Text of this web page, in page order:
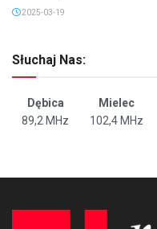
2025-03-19
Słuchaj Nas:
Dębica Mielec
89,2 MHz
102,4 MHz